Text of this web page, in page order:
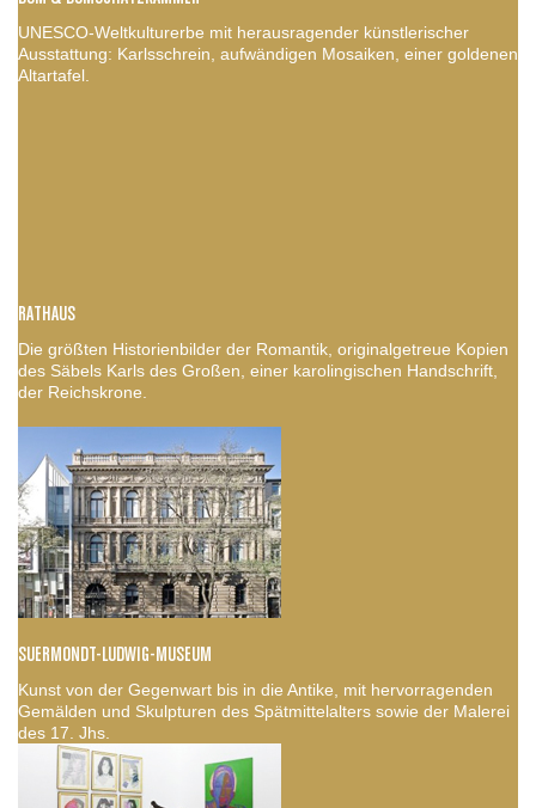
UNESCO-Weltkulturerbe mit herausragender künstlerischer
Ausstattung: Karlsschrein, aufwändigen Mosaiken, einer goldenen
Altartafel.
RATHAUS
Die größten Historienbilder der Romantik, originalgetreue Kopien
des Säbels Karls des Großen, einer karolingischen Handschrift,
der Reichskrone.
SUERMONDT-LUDWIG-MUSEUM
Kunst von der Gegenwart bis in die Antike, mit hervorragenden
Gemälden und Skulpturen des Spätmittelalters sowie der Malerei
des 17. Jhs.